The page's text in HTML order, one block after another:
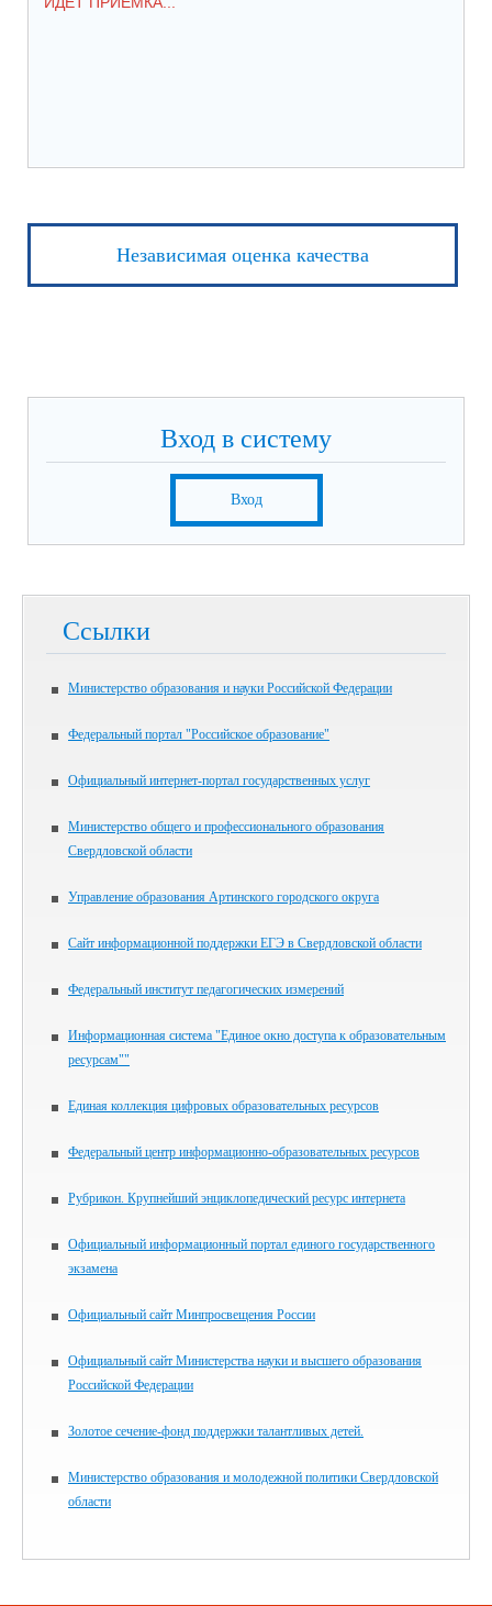
Независимая оценка качества
Вход в систему
Вход
Ссылки
Министерство образования и науки Российской Федерации
Федеральный портал "Российское образование"
Официальный интернет-портал государственных услуг
Министерство общего и профессионального образования
Свердловской области
Управление образования Артинского городского округа
Сайт информационной поддержки ЕГЭ в Свердловской области
Федеральный институт педагогических измерений
Информационная система "Единое окно доступа к образовательным
ресурсам""
Единая коллекция цифровых образовательных ресурсов
Федеральный центр информационно-образовательных ресурсов
Рубрикон. Крупнейший энциклопедический ресурс интернета
Официальный информационный портал единого государственного
экзамена
Официальный сайт Минпросвещения России
Официальный сайт Министерства науки и высшего образования
Российской Федерации
Золотое сечение-фонд поддержки талантливых детей.
Министерство образования и молодежной политики Свердловской
области